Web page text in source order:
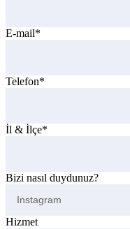
E-mail*
Telefon*
İl & İlçe*
Bizi nasıl duydunuz?
Hizmet